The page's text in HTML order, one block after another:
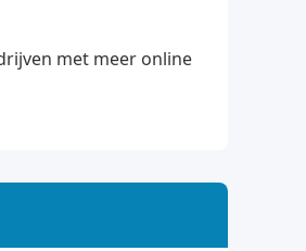
met meer online